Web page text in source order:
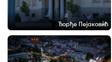
Ђорђе Пејаковић